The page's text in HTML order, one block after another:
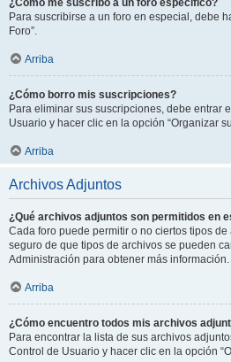
¿Cómo me suscribo a un foro específico?
Para suscribirse a un foro en especial, debe
Foro”.
Arriba
¿Cómo borro mis suscripciones?
Para eliminar sus suscripciones, debe entrar
Usuario y hacer clic en la opción “Organizar
Arriba
Archivos Adjuntos
¿Qué archivos adjuntos son permitidos en
Cada foro puede permitir o no ciertos tipos
seguro de que tipos de archivos se pueden
Administración para obtener más información.
Arriba
¿Cómo encuentro todos mis archivos
Para encontrar la lista de sus archivos
Control de Usuario y hacer clic en la opción